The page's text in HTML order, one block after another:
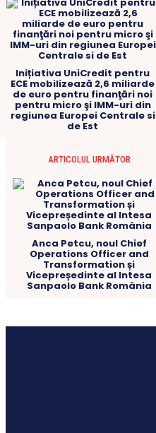
Inițiativa UniCredit pentru
ECE mobilizează 2,6 miliarde
de euro pentru finanţări noi
pentru micro şi IMM-uri din
regiunea Europei Centrale si
de Est
ARTICOLUL URMĂTOR
Anca Petcu, noul Chief
Operations Officer and
Transformation și
Vicepreședinte al Intesa
Sanpaolo Bank România